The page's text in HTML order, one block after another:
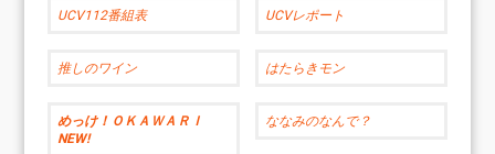
UCV112番組表 UCVレポート
推しのワイン はたらきモン
めっけ！ＯＫＡＷＡＲＩ
NEW!
ななみのなんで？